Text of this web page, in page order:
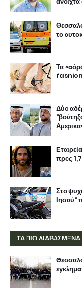
το
Τα
fashion
Δύο
προς
Στο
Ιησού"
ΤΑ ΠΙΟ ΔΙΑΒΑΣΜΕΝΑ